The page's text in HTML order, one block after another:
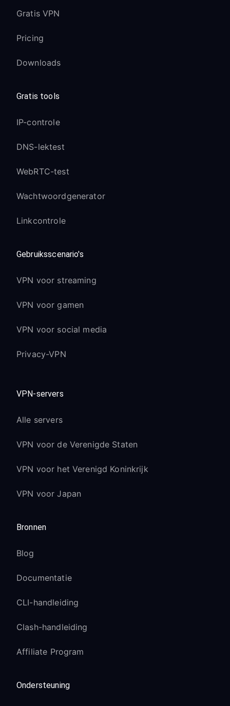
Gratis VPN
Pricing
Downloads
Gratis tools
IP-controle
DNS-lektest
WebRTC-test
Wachtwoordgenerator
Linkcontrole
Gebruiksscenario's
VPN voor streaming
VPN voor gamen
VPN voor social media
Privacy-VPN
VPN-servers
Alle servers
VPN voor de Verenigde Staten
VPN voor het Verenigd Koninkrijk
VPN voor Japan
Bronnen
Blog
Documentatie
CLI-handleiding
Clash-handleiding
Affiliate Program
Ondersteuning